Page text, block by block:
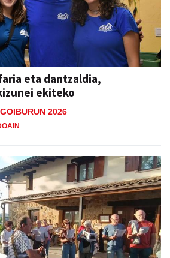
eta dantzaldia,
ekiteko
2026